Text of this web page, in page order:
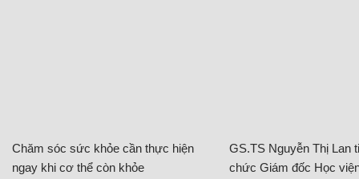
Chăm sóc sức khỏe cần thực hiện
ngay khi cơ thể còn khỏe
GS.TS Nguyễn Thị Lan
chức Giám đốc Học